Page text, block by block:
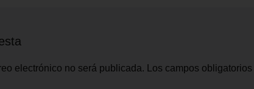
electrónico no será publicada.
Los campos